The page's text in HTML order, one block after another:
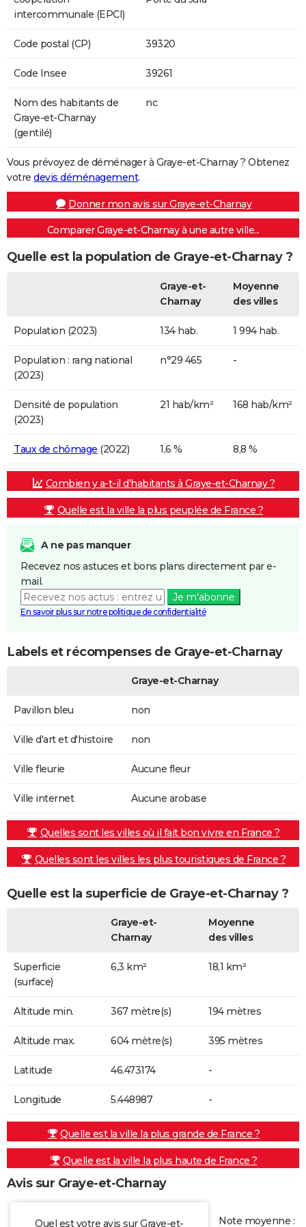
intercommunale (EPCI)
Code postal (CP) 39320
Code Insee 39261
Nom des habitants de
Graye-et-Charnay
(gentilé)
nc
Vous prévoyez de déménager à Graye-et-Charnay ? Obtenez
votre devis déménagement.
Donner mon avis sur Graye-et-Charnay
Comparer Graye-et-Charnay à une autre ville...
Quelle est la population de Graye-et-Charnay ?
Graye-et-
Charnay
Moyenne
des villes
Population (2023) 134 hab. 1 994 hab.
Population : rang national
(2023)
n°29 465 -
Densité de population
(2023)
21 hab/km² 168 hab/km²
Taux de chômage (2022) 1,6 % 8,8 %
Combien y a-t-il d'habitants à Graye-et-Charnay ?
Quelle est la ville la plus peuplée de France ?
A ne pas manquer
Recevez nos astuces et bons plans directement par e-
mail.
Je m'abonne
En savoir plus sur notre politique de confidentialité
Labels et récompenses de Graye-et-Charnay
Graye-et-Charnay
Pavillon bleu non
Ville d'art et d'histoire non
Ville fleurie Aucune fleur
Ville internet Aucune arobase
Quelles sont les villes où il fait bon vivre en France ?
Quelles sont les villes les plus touristiques de France ?
Quelle est la superficie de Graye-et-Charnay ?
Graye-et-
Charnay
Moyenne
des villes
Superficie
(surface)
6,3 km² 18,1 km²
Altitude min. 367 mètre(s) 194 mètres
Altitude max. 604 mètre(s) 395 mètres
Latitude 46.473174 -
Longitude 5.448987 -
Quelle est la ville la plus grande de France ?
Quelle est la ville la plus haute de France ?
Avis sur Graye-et-Charnay
Quel est votre avis sur Graye-et- Note moyenne :